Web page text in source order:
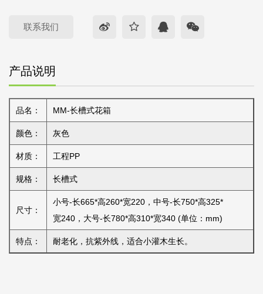
联系我们
产品说明
品名： MM-长槽式花箱
颜色： 灰色
材质： 工程PP
规格： 长槽式
尺寸：
小号-长665*高260*宽220，中号-长750*高325*
宽240，大号-长780*高310*宽340 (单位：mm)
特点： 耐老化，抗紫外线，适合小灌木生长。